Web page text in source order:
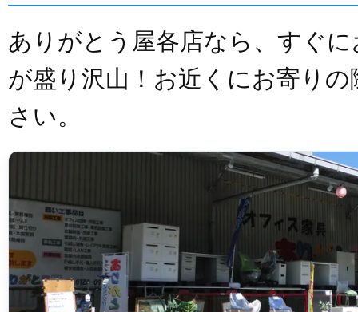
ありがとう屋各店なら、すぐ
が盛り沢山！お近くにお寄り
さい。